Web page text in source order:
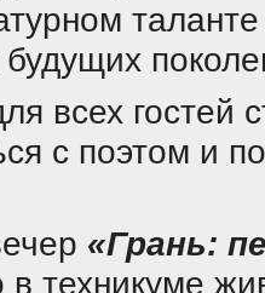
всех гостей
с поэтом и
«Грань:
в техникуме